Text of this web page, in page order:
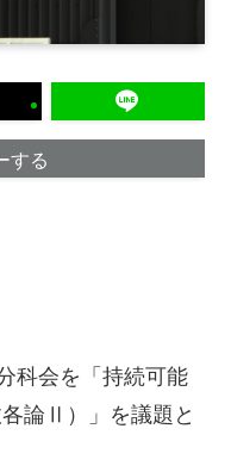
する
科会を「持続可能
論Ⅱ）」を議題と